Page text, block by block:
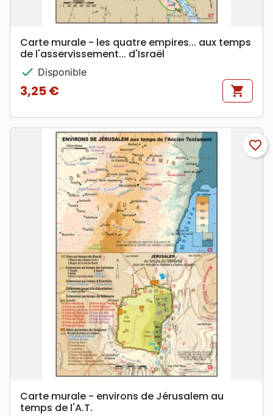
Carte murale - les quatre empires... aux temps
de l'asservissement... d'Israël
check Disponible
Prix
3,25 € shopping_cart
favorite_border
Carte murale - environs de Jérusalem au
temps de l'A.T.